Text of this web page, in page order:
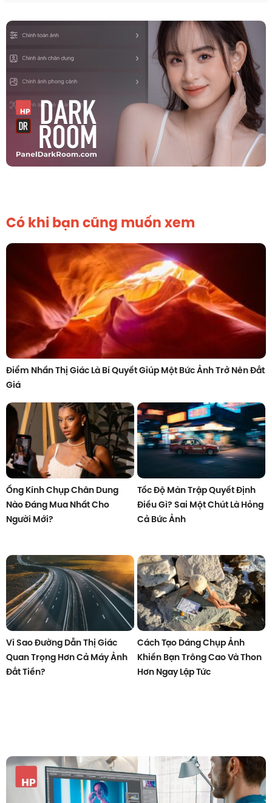
Có khi bạn cũng muốn xem
Điểm Nhấn Thị Giác Là Bí Quyết Giúp Một Bức Ảnh Trở Nên Đắt
Giá
Ống Kính Chụp Chân Dung
Nào Đáng Mua Nhất Cho
Người Mới?
Tốc Độ Màn Trập Quyết Định
Điều Gì? Sai Một Chút Là Hỏng
Cả Bức Ảnh
Vì Sao Đường Dẫn Thị Giác
Quan Trọng Hơn Cả Máy Ảnh
Đắt Tiền?
Cách Tạo Dáng Chụp Ảnh
Khiến Bạn Trông Cao Và Thon
Hơn Ngay Lập Tức